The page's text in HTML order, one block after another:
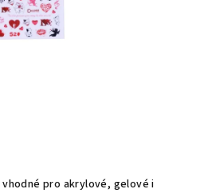
pro akrylové, gelové i